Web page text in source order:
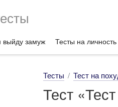
выйду замуж Тесты на личность
Тесты Тест на
Тест